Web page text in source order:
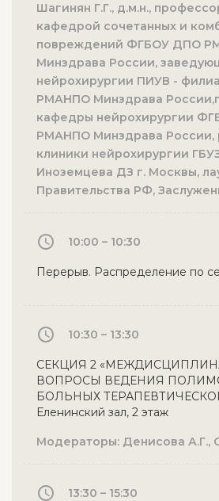
Шагинян Г.Г., д.м.н.,
кафедрой сочетанных и
повреждений ФГБОУ ДПО
Минздрава России,
нейрохирургии ПИУВ -
РМАНПО Минздрава
кафедры нейрохирургии
РМАНПО Минздрава России,
клиники нейрохирургии
Иноземцева ДЗ г. Москвы,
Правительства РФ,
10:00 – 10:30
Перерыв. Распределение по
10:30 – 13:30
СЕКЦИЯ 2
ВОПРОСЫ ВЕДЕНИЯ
БОЛЬНЫХ
Еленинский зал, 2 этаж
Модераторы: Денисова А.Г.,
13:30 – 15:30